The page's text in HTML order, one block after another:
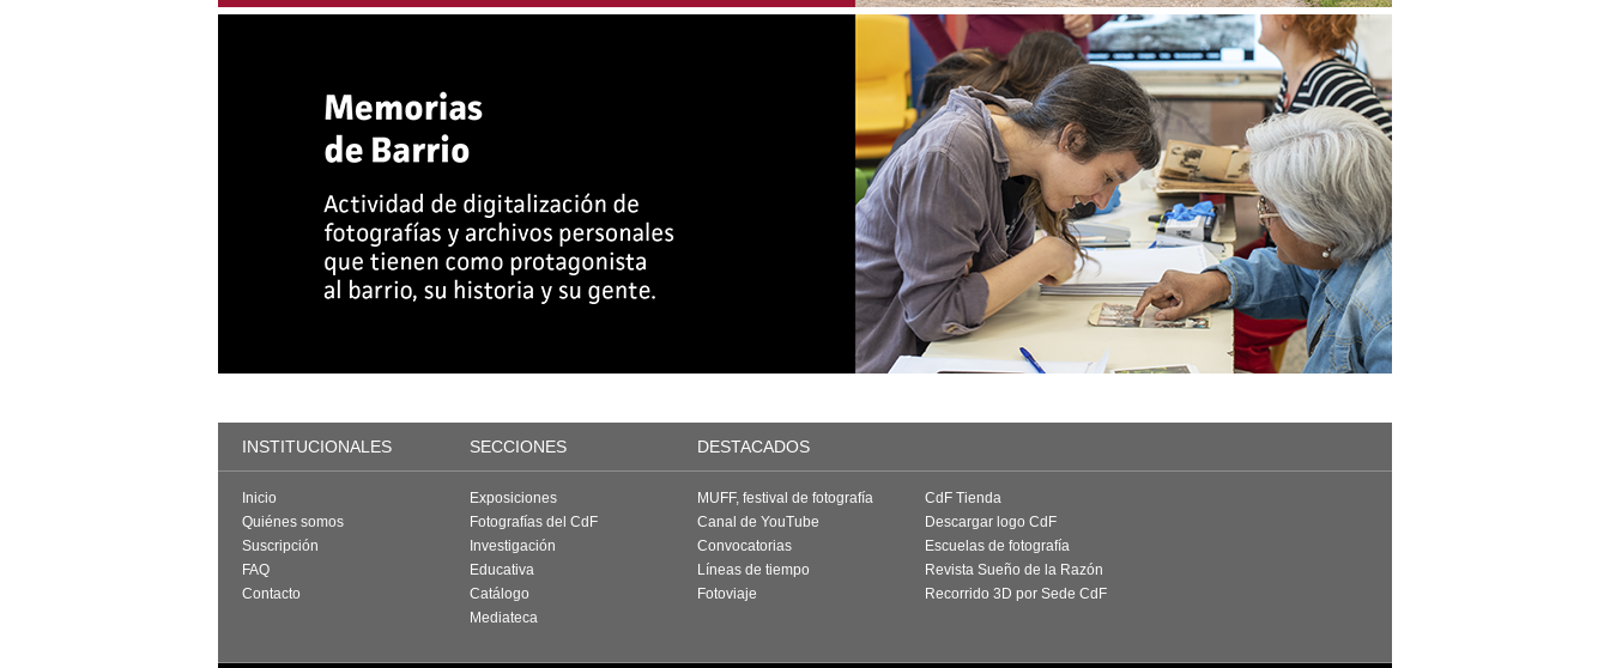
INSTITUCIONALES SECCIONES DESTACADOS
Inicio
Quiénes somos
Suscripción
FAQ
Contacto
Exposiciones
Fotografías del CdF
Investigación
Educativa
Catálogo
Mediateca
MUFF, festival de fotografía
Canal de YouTube
Convocatorias
Líneas de tiempo
Fotoviaje
CdF Tienda
Descargar logo CdF
Escuelas de fotografía
Revista Sueño de la Razón
Recorrido 3D por Sede CdF